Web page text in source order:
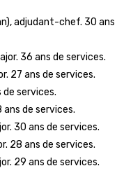
adjudant-chef. 30 ans
36 ans de services.
27 ans de services.
de services.
de services.
30 ans de services.
28 ans de services.
29 ans de services.